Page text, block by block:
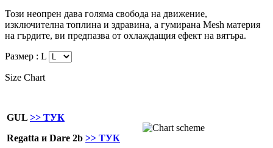
Този неопрен дава голяма свобода на движение,
изключителна топлина и здравина, а гумирана Mesh материя
на гърдите, ви предпазва от охлаждащия ефект на вятъра.
Размер : L
Size Chart
GUL >> ТУК
Regatta и Dare 2b >> ТУК